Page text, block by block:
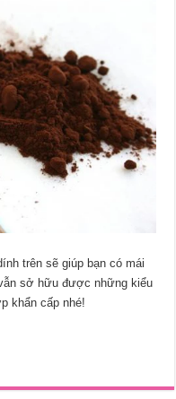
trên sẽ giúp bạn có mái
sở hữu được những kiểu
khẩn cấp nhé!